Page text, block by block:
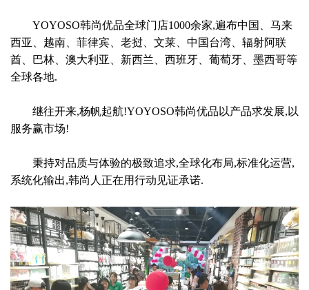
YOYOSO韩尚优品全球门店1000余家,遍布中国、马来
西亚、越南、菲律宾、老挝、文莱、中国台湾、辐射阿联
酋、巴林、澳大利亚、新西兰、西班牙、葡萄牙、墨西哥等
全球各地.
继往开来,杨帆起航!YOYOSO韩尚优品以产品求发展,以
服务赢市场!
秉持对品质与体验的极致追求,全球化布局,标准化运营,
系统化输出,韩尚人正在用行动见证承诺.